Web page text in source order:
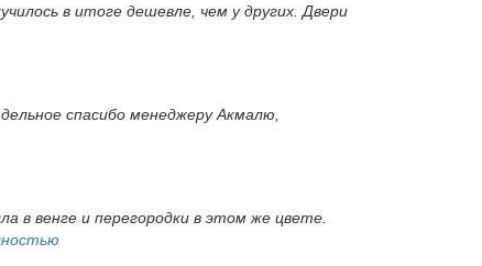
в итоге дешевле, чем у других. Двери
спасибо менеджеру Акмалю,
в венге и перегородки в этом же цвете.